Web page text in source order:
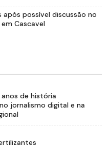
possível discussão no
Cascavel
de história
jornalismo digital e na